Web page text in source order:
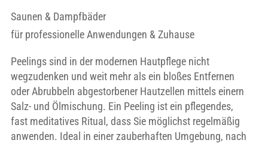
Saunen & Dampfbäder
für professionelle Anwendungen & Zuhause
Peelings sind in der modernen Hautpflege nicht
wegzudenken und weit mehr als ein bloßes Entfernen
oder Abrubbeln abgestorbener Hautzellen mittels einern
Salz- und Ölmischung. Ein Peeling ist ein pflegendes,
fast meditatives Ritual, dass Sie möglichst regelmäßig
anwenden. Ideal in einer zauberhaften Umgebung, nach